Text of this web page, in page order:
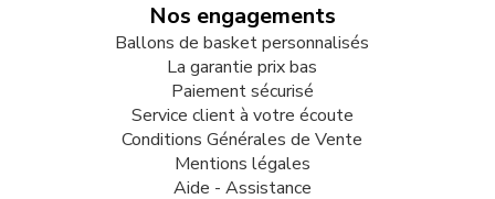
Nos engagements
Ballons de basket personnalisés
La garantie prix bas
Paiement sécurisé
Service client à votre écoute
Conditions Générales de Vente
Mentions légales
Aide - Assistance